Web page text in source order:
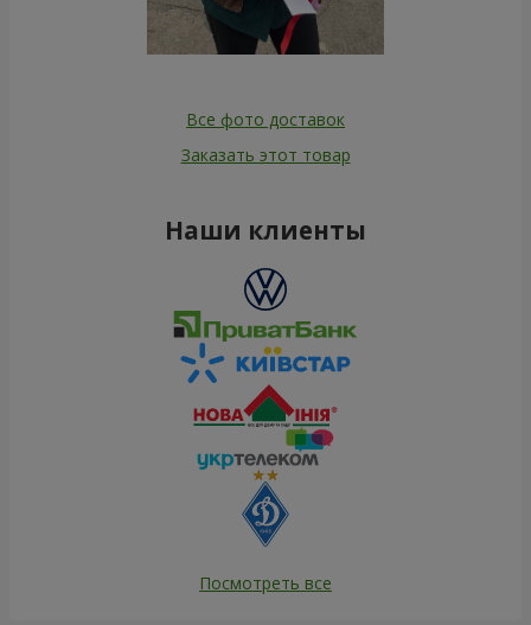
Все фото доставок
Заказать этот товар
Наши клиенты
Посмотреть все